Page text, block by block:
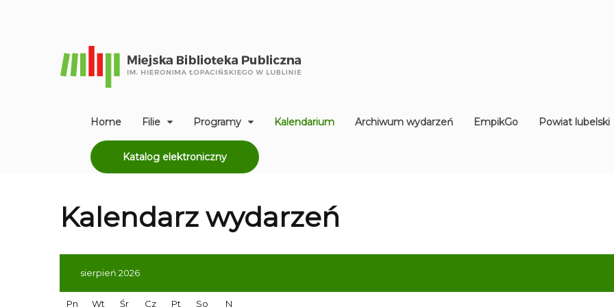
Home Filie Programy Kalendarium Archiwum wydarzeń EmpikGo Powiat lubelski
Katalog elektroniczny
Kalendarz wydarzeń
sierpień 2026
Pn Wt Śr Cz Pt So N